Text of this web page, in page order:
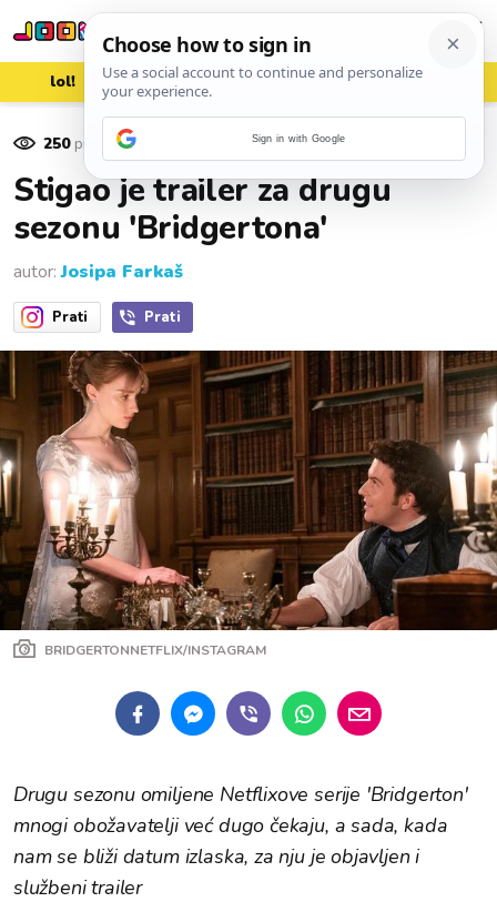
lol! aww vrh! woot?!
250pregleda
Stigao je trailer za drugu
sezonu 'Bridgertona'
autor:Josipa Farkaš
Prati Prati
BRIDGERTONNETFLIX/INSTAGRAM
Drugu sezonu omiljene Netflixove serije 'Bridgerton'
mnogi obožavatelji već dugo čekaju, a sada, kada
nam se bliži datum izlaska, za nju je objavljen i
službeni trailer
Sign in with Google